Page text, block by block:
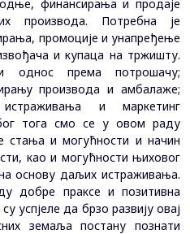
финансирања и продаје
производа. Потребна је
промоције и унапређење
и купаца на тржишту.
однос према потрошачу;
производа и амбалаже;
и маркетинг
тога смо се у овом раду
стања и могућности и начин
као и могућности њиховог
основу даљих истраживања.
добре праксе и позитивна
успјеле да брзо развију овај
земаља постану познати